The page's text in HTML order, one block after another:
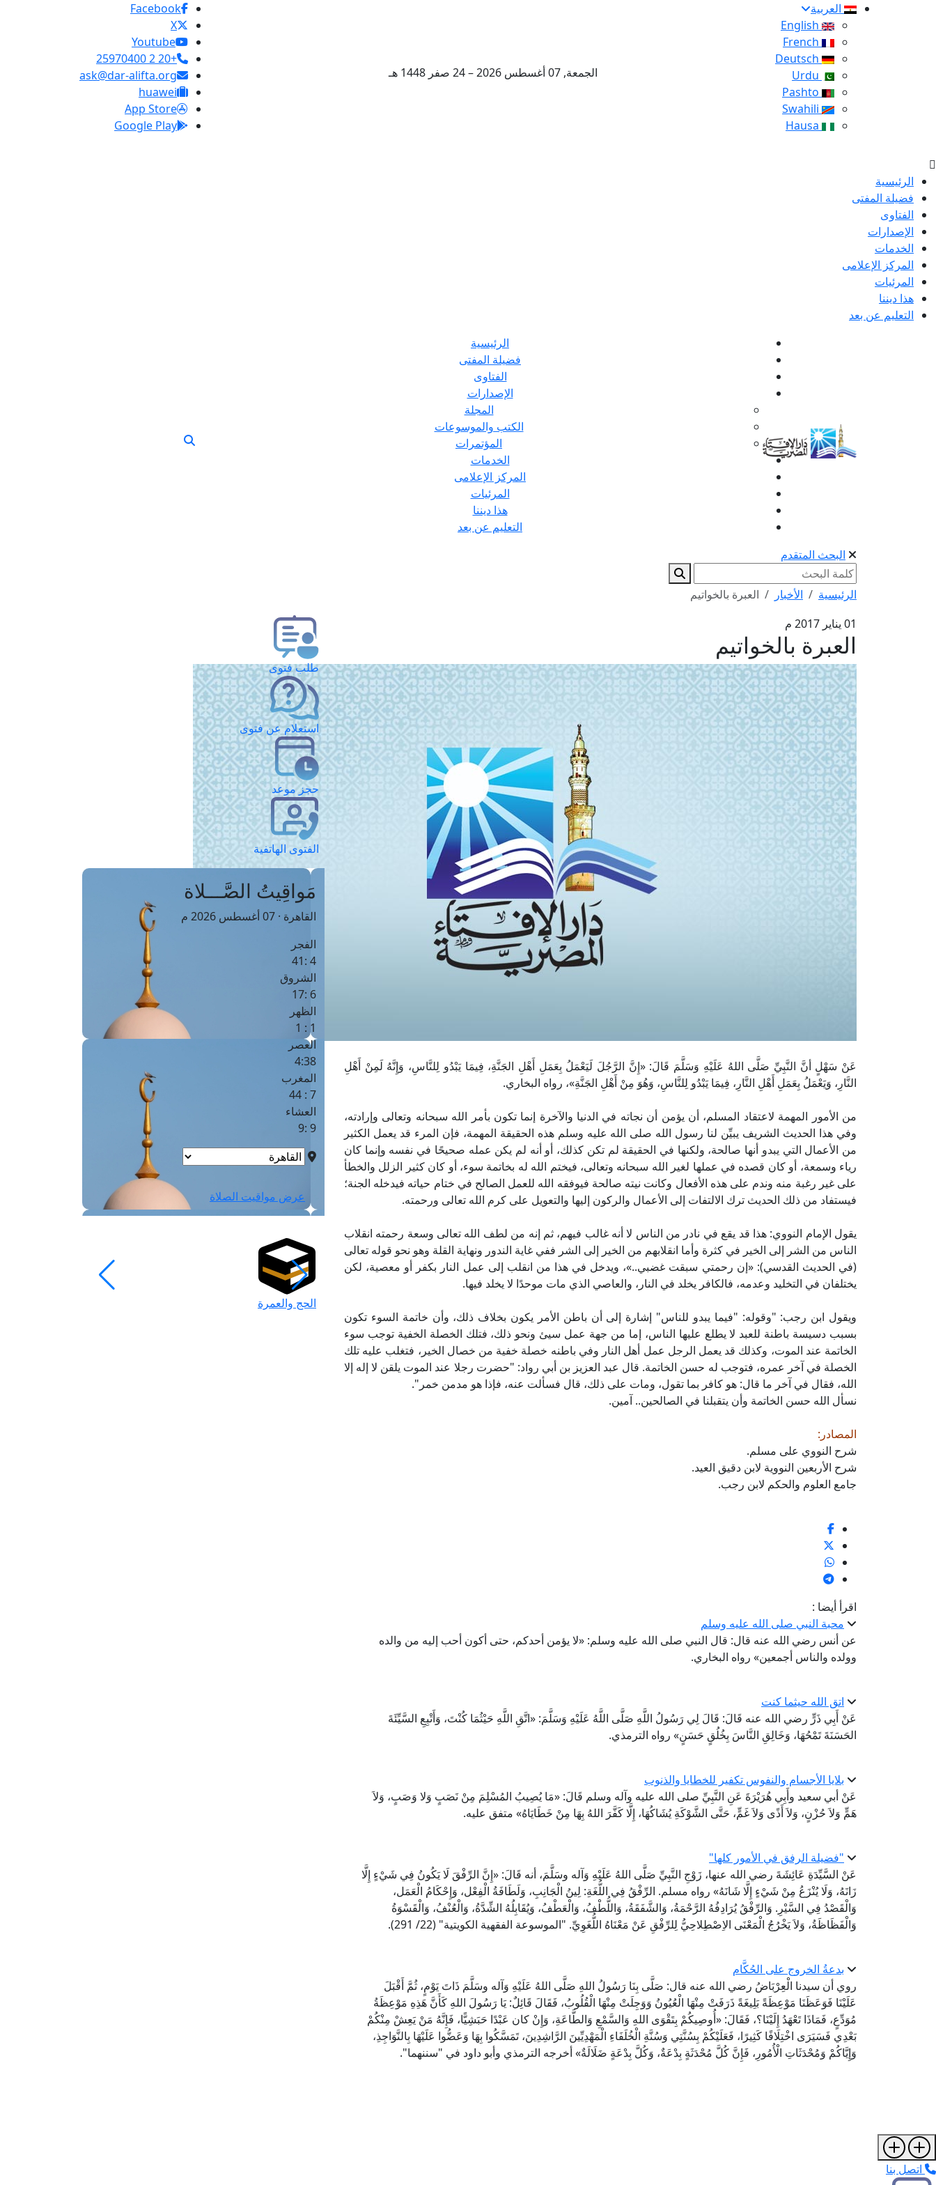
العربية
الجمعة, 07 أغسطس 2026 – 24 صفر 1448 هـ
Facebook
X
Youtube
+20 2 25970400
ask@dar-alifta.org
huawei
App Store
Google Play
الرئيسية
فضيلة المفتى
الفتاوى
الإصدارات
الخدمات
المركز الإعلامى
المرئيات
هذا ديننا
التعليم عن بعد
الرئيسية
فضيلة المفتى
الفتاوى
الإصدارات
المجلة
الكتب والموسوعات
المؤتمرات
الخدمات
المركز الإعلامى
المرئيات
هذا ديننا
التعليم عن بعد
البحث المتقدم
الرئيسية الأخبار
العبرة بالخواتيم
01 يناير 2017 م
العبرة بالخواتيم
عَنْ سَهْلٍ أنَّ النَّبِيِّ صَلَّى اللهُ عَلَيْهِ وَسَلَّمَ قَالَ: «إِنَّ الرَّجُلَ لَيَعْمَلُ بِعَمَلِ أَهْلِ الجَنَّةِ، فِيمَا يَبْدُو لِلنَّاسِ، وَإِنَّهُ لَمِنْ أَهْلِ
النَّارِ، وَيَعْمَلُ بِعَمَلِ أَهْلِ النَّارِ، فِيمَا يَبْدُو لِلنَّاسِ، وَهُوَ مِنْ أَهْلِ الجَنَّةِ»، رواه البخاري.
من الأمور المهمة لاعتقاد المسلم، أن يؤمن أن نجاته في الدنيا والآخرة إنما تكون بأمر الله سبحانه وتعالى وإرادته،
وفي هذا الحديث الشريف يبيِّن لنا رسول الله صلى الله عليه وسلم هذه الحقيقة المهمة، فإن المرء قد يعمل الكثير
من الأعمال التي يبدو أنها صالحة، ولكنها في الحقيقة لم تكن كذلك، أو أنه لم يكن عمله صحيحًا في نفسه وإنما كان
رياء وسمعة، أو كان قصده في عملها لغير الله سبحانه وتعالى، فيختم الله له بخاتمة سوء، أو كان كثير الزلل والخطأ
على غير رغبة منه وندم على هذه الأفعال وكانت نيته صالحة فيوفقه الله للعمل الصالح في ختام حياته فيدخله الجنة؛
فيستفاد من ذلك الحديث ترك الالتفات إلى الأعمال والركون إليها والتعويل على كرم الله تعالى ورحمته.
يقول الإمام النووي: هذا قد يقع في نادر من الناس لا أنه غالب فيهم، ثم إنه من لطف الله تعالى وسعة رحمته انقلاب
الناس من الشر إلى الخير في كثرة وأما انقلابهم من الخير إلى الشر ففي غاية الندور ونهاية القلة وهو نحو قوله تعالى
(في الحديث القدسي): «إن رحمتي سبقت غضبي..»، ويدخل في هذا من انقلب إلى عمل النار بكفر أو معصية، لكن
يختلفان في التخليد وعدمه، فالكافر يخلد في النار، والعاصي الذي مات موحدًا لا يخلد فيها.
ويقول ابن رجب: "وقوله: "فيما يبدو للناس" إشارة إلى أن باطن الأمر يكون بخلاف ذلك، وأن خاتمة السوء تكون
بسبب دسيسة باطنة للعبد لا يطلع عليها الناس، إما من جهة عمل سيئ ونحو ذلك، فتلك الخصلة الخفية توجب سوء
الخاتمة عند الموت، وكذلك قد يعمل الرجل عمل أهل النار وفي باطنه خصلة خفية من خصال الخير، فتغلب عليه تلك
الخصلة في آخر عمره، فتوجب له حسن الخاتمة. قال عبد العزيز بن أبي رواد: "حضرت رجلا عند الموت يلقن لا إله إلا
الله، فقال في آخر ما قال: هو كافر بما تقول، ومات على ذلك، قال فسألت عنه، فإذا هو مدمن خمر".
نسأل الله حسن الخاتمة وأن يتقبلنا في الصالحين.. آمين.
المصادر:
شرح النووي على مسلم.
شرح الأربعين النووية لابن دقيق العيد.
جامع العلوم والحكم لابن رجب.
اقرأ أيضا :
محبة النبي صلى الله عليه وسلم
عن أنس رضي الله عنه قال: قال النبي صلى الله عليه وسلم: «لا يؤمن أحدكم، حتى أكون أحب إليه من والده
وولده والناس أجمعين» رواه البخاري.
اتق الله حيثما كنت
عَنْ أَبِي ذَرٍّ رضي الله عنه قَالَ: قَالَ لِي رَسُولُ اللَّهِ صَلَّى اللَّهُ عَلَيْهِ وَسَلَّمَ: «اتَّقِ اللَّهِ حَيْثُمَا كُنْتَ، وَأَتْبِعِ السَّيِّئَةَ
الحَسَنَةَ تَمْحُهَا، وَخَالِقِ النَّاسَ بِخُلُقٍ حَسَنٍ» رواه الترمذي.
بلايا الأجسام والنفوس تكفير للخطايا والذنوب
عَنْ أبي سعيد وأَبِي هُرَيْرَةَ عَنِ النَّبِيِّ صلى الله عليه وآله وسلم قَالَ: «مَا يُصِيبُ المُسْلِمَ مِنْ نَصَبٍ وَلا وَصَبٍ، وَلاَ
هَمٍّ وَلاَ حُزْنٍ، وَلاَ أَذًى وَلاَ غَمٍّ، حَتَّى الشَّوْكَةِ يُشَاكُهَا، إِلَّا كَفَّرَ اللهُ بِهَا مِنْ خَطَايَاهُ» متفق عليه.
"فضيلة الرفق في الأمور كلها"
عَنْ السَّيِّدَةِ عَائِشَةَ رضي الله عنها، زَوْجِ النَّبِيِّ صَلَّى اللهُ عَلَيْهِ وَآله وسَلَّمَ، أنه قَالَ: «إِنَّ الرِّفْقَ لَا يَكُونُ فِي شَيْءٍ إِلَّا
زَانَهُ، وَلَا يُنْزَعُ مِنْ شَيْءٍ إِلَّا شَانَهُ» رواه مسلم. الرِّفْقُ فِي اللُّغَةِ: لِينُ الْجَانِبِ، وَلَطَافَةُ الْفِعْل، وَإِحْكَامُ الْعَمَل،
وَالْقَصْدُ فِي السَّيْرِ. وَالرِّفْقُ يُرَادِفُهُ الرَّحْمَةُ، وَالشَّفَقَةُ، وَاللُّطْفُ، وَالْعَطْفُ، وَيُقَابِلُهُ الشِّدَّةُ، وَالْعُنْفُ، وَالْقَسْوَةُ
وَالْفَظَاظَةُ، وَلاَ يَخْرُجُ الْمَعْنَى الاِصْطِلاحِيُّ لِلرِّفْقِ عَنْ مَعْنَاهُ اللُّغَوِيِّ. "الموسوعة الفقهية الكويتية" (22/ 291).
بدعةُ الخروج على الحُكَّام
روي أن سيدنا الْعِرْبَاضُ رضي الله عنه قال: صَلَّى بِنَا رَسُولُ اللهِ صَلَّى اللهُ عَلَيْهِ وَآله وسَلَّمَ ذَاتَ يَوْمٍ، ثُمَّ أَقْبَلَ
عَلَيْنَا فَوَعَظَنَا مَوْعِظَةً بَلِيغَةً ذَرَفَتْ مِنْهَا الْعُيُونُ وَوَجِلَتْ مِنْهَا الْقُلُوبُ، فَقَالَ قَائِلٌ: يَا رَسُولَ اللهِ كَأَنَّ هَذِهِ مَوْعِظَةُ
مُوَدِّعٍ، فَمَاذَا تَعْهَدُ إِلَيْنَا؟، فَقَالَ: «أُوصِيكُمْ بِتَقْوَى اللهِ وَالسَّمْعِ وَالطَّاعَةِ، وَإِنْ كان عَبْدًا حَبَشِيًّا، فَإِنَّهُ مَنْ يَعِشْ مِنْكُمْ
بَعْدِي فَسَيَرَى اخْتِلَافًا كَثِيرًا، فَعَلَيْكُمْ بِسُنَّتِي وَسُنَّةِ الْخُلَفَاءِ الْمَهْدِيِّينَ الرَّاشِدِينَ، تَمَسَّكُوا بِهَا وَعَضُّوا عَلَيْهَا بِالنَّوَاجِذِ،
وَإِيَّاكُمْ وَمُحْدَثَاتِ الْأُمُورِ، فَإِنَّ كُلَّ مُحْدَثَةٍ بِدْعَةٌ، وَكُلَّ بِدْعَةٍ ضَلَالَةٌ» أخرجه الترمذي وأبو داود في "سننهما".
طلب فتوى
استعلام عن فتوى
حجز موعد
الفتوى الهاتفية
مَواقِيتُ الصَّـــلاة
القاهرة · 07 أغسطس 2026 م
الفجر
4 :41
الشروق
6 :17
الظهر
1 : 1
العصر
4:38
المغرب
7 : 44
العشاء
9 :9
عرض مواقيت الصلاة
الحج والعمرة
اتصل بنا